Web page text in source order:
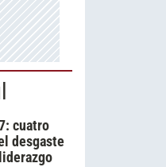
cuatro
desgaste